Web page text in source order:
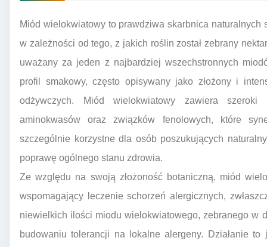
Miód wielokwiatowy to prawdziwa skarbnica naturalnych
w zależności od tego, z jakich roślin został zebrany
uważany za jeden z najbardziej wszechstronnych
profil smakowy, często opisywany jako złożony i
odżywczych. Miód wielokwiatowy zawiera szeroki
aminokwasów oraz związków fenolowych, które
szczególnie korzystne dla osób poszukujących
poprawę ogólnego stanu zdrowia.
Ze względu na swoją złożoność botaniczną, miód
wspomagający leczenie schorzeń alergicznych,
niewielkich ilości miodu wielokwiatowego, zebranego w
budowaniu tolerancji na lokalne alergeny. Działanie to